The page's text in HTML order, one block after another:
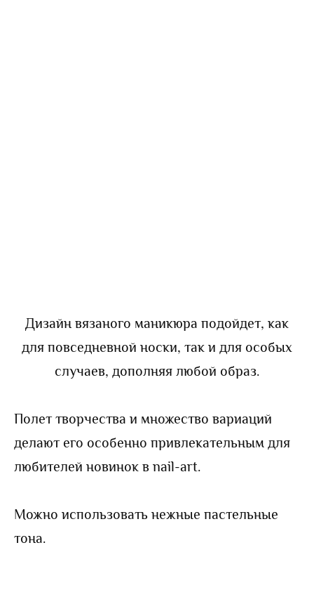
Дизайн вязаного маникюра подойдет, как
для повседневной носки, так и для особых
случаев, дополняя любой образ.
Полет творчества и множество вариаций
делают его особенно привлекательным для
любителей новинок в nail-art.
Можно использовать нежные пастельные
тона.